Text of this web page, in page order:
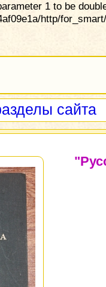
1 to be
http/
сайта